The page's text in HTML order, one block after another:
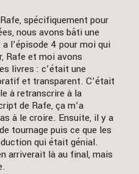
spécifiquement pour
nous avons bâti une
l’épisode 4 pour moi qui
Rafe et moi avons
livres : c’était une
et transparent. C’était
à retranscrire à la
de Rafe, ça m’a
à le croire. Ensuite, il y a
tournage puis ce que les
qui était génial.
arriverait là au final, mais